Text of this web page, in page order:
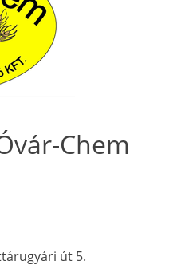
Chem
út 5.